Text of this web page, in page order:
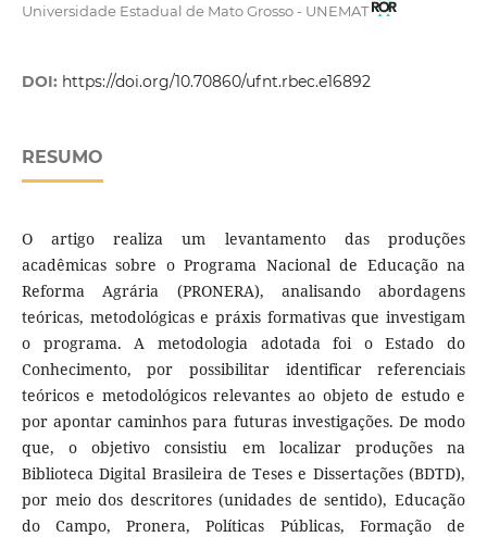
Universidade Estadual de Mato Grosso - UNEMAT
DOI: https://doi.org/10.70860/ufnt.rbec.e16892
RESUMO
O artigo realiza um levantamento das produções
acadêmicas sobre o Programa Nacional de Educação na
Reforma Agrária (PRONERA), analisando abordagens
teóricas, metodológicas e práxis formativas que investigam
o programa. A metodologia adotada foi o Estado do
Conhecimento, por possibilitar identificar referenciais
teóricos e metodológicos relevantes ao objeto de estudo e
por apontar caminhos para futuras investigações. De modo
que, o objetivo consistiu em localizar produções na
Biblioteca Digital Brasileira de Teses e Dissertações (BDTD),
por meio dos descritores (unidades de sentido), Educação
do Campo, Pronera, Políticas Públicas, Formação de